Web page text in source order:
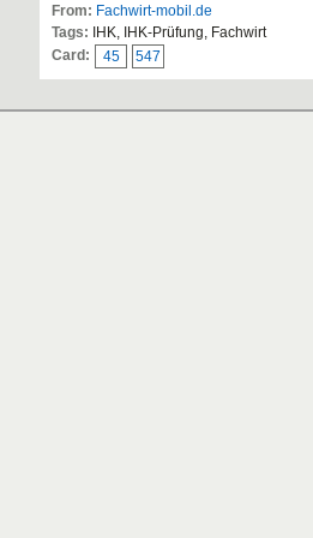
From: Fachwirt-mobil.de
Tags:
IHK, IHK-Prüfung, Fachwirt
Card:
45 547